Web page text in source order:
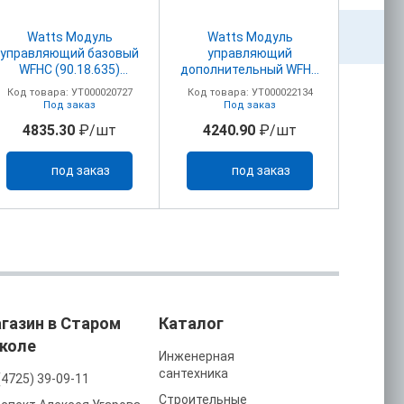
Watts Модуль
управляющий базовый
WFHC (90.18.635)
4зон.230В
закр.сервопривод
Код товара: УТ000020727
Под заказ
4835.30 ₽/шт
под заказ
Watts Модуль
управляющий
дополнительный WFHC
(90.18.655) 4зон.230В
закр..сервопривод
Код товара: УТ000022134
Под заказ
4240.90 ₽/шт
под заказ
в Старом
39-09-11
Каталог
Инженерная
сантехника
Строительные